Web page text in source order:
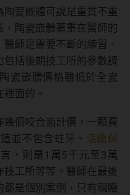
瓷嵌體可說是重質不重
陶瓷嵌體著重在醫師的
師是需要不斷的練習、
括後期技工所的參數調
瓷嵌體價格雖低於全瓷
面的。
幾個咬合面計價，一顆費
並不包含蛀牙、 活髓保
，則是1萬5千元至3萬
工所等等。醫師在最後
是個別案例，只有親臨